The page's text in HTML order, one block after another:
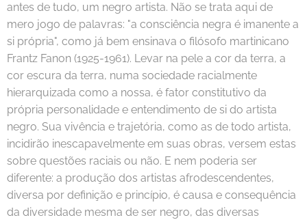
antes de tudo, um negro artista. Não se trata aqui de
mero jogo de palavras: "a consciência negra é imanente a
si própria", como já bem ensinava o filósofo martinicano
Frantz Fanon (1925-1961). Levar na pele a cor da terra, a
cor escura da terra, numa sociedade racialmente
hierarquizada como a nossa, é fator constitutivo da
própria personalidade e entendimento de si do artista
negro. Sua vivência e trajetória, como as de todo artista,
incidirão inescapavelmente em suas obras, versem estas
sobre questões raciais ou não. E nem poderia ser
diferente: a produção dos artistas afrodescendentes,
diversa por definição e princípio, é causa e consequência
da diversidade mesma de ser negro, das diversas